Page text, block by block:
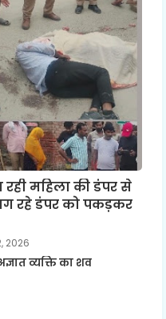
रही महिला की डंपर से
रहे डंपर को पकड़कर
2026
व्यक्ति का शव